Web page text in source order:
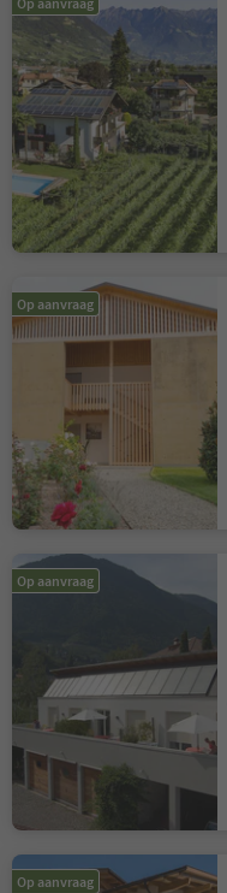
Op aanvraag
Op aanvraag
Op aanvraag